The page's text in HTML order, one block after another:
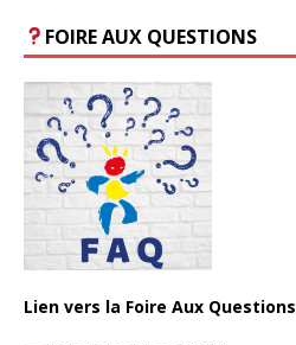
FOIRE AUX QUESTIONS
Lien vers la Foire Aux Questions